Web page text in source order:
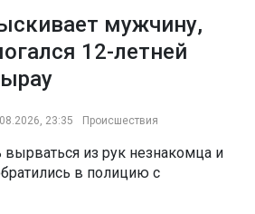
мужчину,
12-летней
23:35 Происшествия
из рук незнакомца и
в полицию с